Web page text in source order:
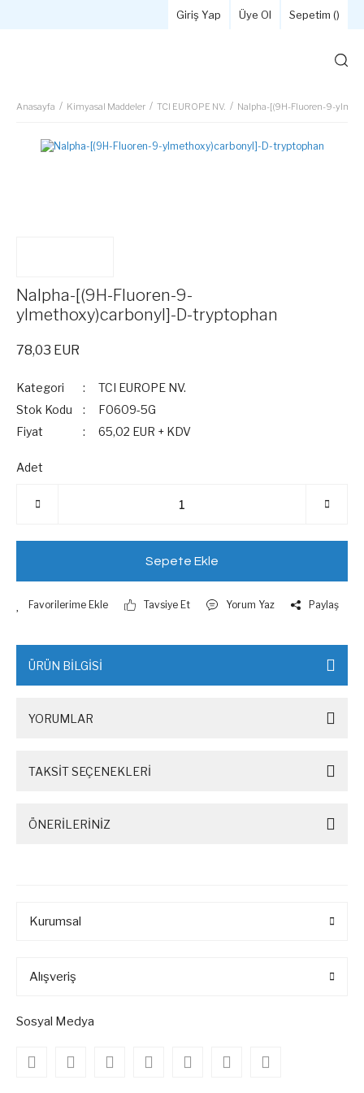
Giriş Yap Üye Ol Sepetim ()
Anasayfa Kimyasal Maddeler TCI EUROPE NV. Nalpha-[(9H-Fluoren-9-
Nalpha-[(9H-Fluoren-9-
ylmethoxy)carbonyl]-D-tryptophan
78,03 EUR
Kategori
TCI EUROPE NV.
Stok Kodu
F0609-5G
Fiyat
65,02 EUR + KDV
Adet
Sepete Ekle
Tavsiye Et Yorum Yaz Paylaş
ÜRÜN BİLGİSİ
YORUMLAR
TAKSİT SEÇENEKLERİ
ÖNERİLERİNİZ
Kurumsal
Alışveriş
Sosyal Medya